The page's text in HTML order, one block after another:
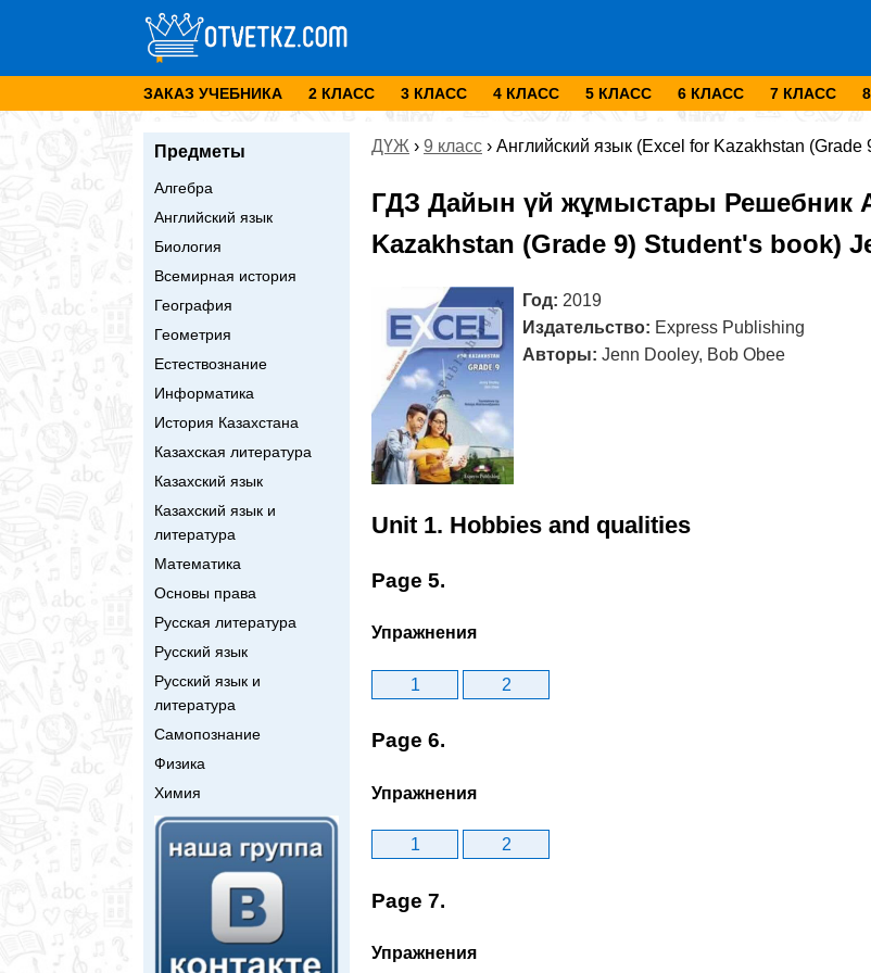
ЗАКАЗ УЧЕБНИКА 2 КЛАСС 3 КЛАСС 4 КЛАСС 5 КЛАСС 6 КЛАСС 7 КЛАСС
Предметы
Алгебра
Английский язык
Биология
Всемирная история
География
Геометрия
Естествознание
Информатика
История Казахстана
Казахская литература
Казахский язык
Казахский язык и
литература
Математика
Основы права
Русская литература
Русский язык
Русский язык и
литература
Самопознание
Физика
Химия
ДҮЖ › 9 класс › Английский язык (Excel for Kazakhstan
ГДЗ Дайын үй жұмыстары Решебник
Kazakhstan (Grade 9) Student's book)
Год: 2019
Издательство: Express Publishing
Авторы: Jenn Dooley, Bob Obee
Unit 1. Hobbies and qualities
Page 5.
Упражнения
1 2
Page 6.
Упражнения
1 2
Page 7.
Упражнения